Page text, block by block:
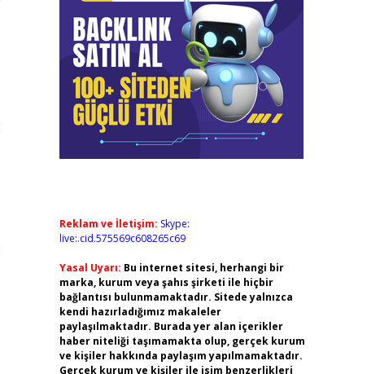
Reklam ve İletişim: Skype:
live:.cid.575569c608265c69
Yasal Uyarı: Bu internet sitesi, herhangi bir
marka, kurum veya şahıs şirketi ile hiçbir
bağlantısı bulunmamaktadır. Sitede yalnızca
kendi hazırladığımız makaleler
paylaşılmaktadır. Burada yer alan içerikler
haber niteliği taşımamakta olup, gerçek kurum
ve kişiler hakkında paylaşım yapılmamaktadır.
Gerçek kurum ve kişiler ile isim benzerlikleri